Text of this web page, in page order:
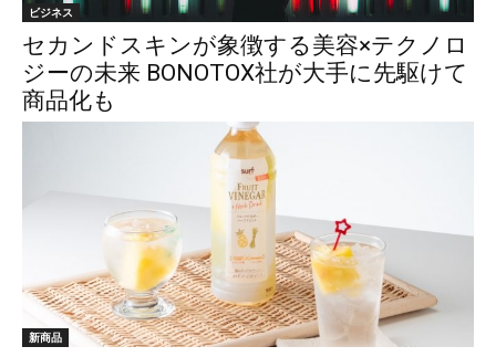
ビジネス
セカンドスキンが象徴する美容×テクノロ
ジーの未来 BONOTOX社が大手に先駆けて
商品化も
新商品